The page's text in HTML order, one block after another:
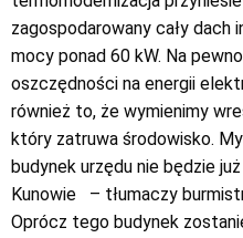
zagospodarowany cały
mocy ponad 60 kW. Na
oszczędności na energii
również to, że wymienimy
który zatruwa środowisko.
budynek urzędu nie będzie
Kunowie – tłumaczy
Oprócz tego budynek